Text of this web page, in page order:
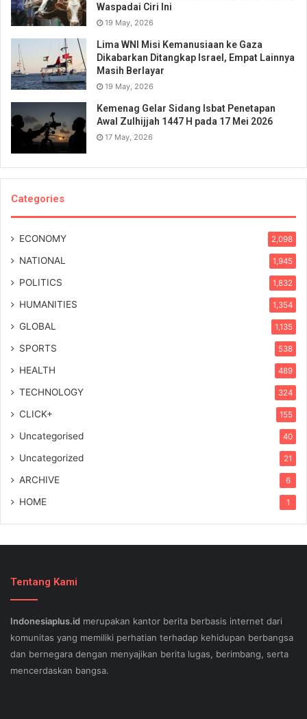
Waspadai Ciri Ini
19 May, 2026
Lima WNI Misi Kemanusiaan ke Gaza
Dikabarkan Ditangkap Israel, Empat Lainnya
Masih Berlayar
19 May, 2026
Kemenag Gelar Sidang Isbat Penetapan
Awal Zulhijjah 1447 H pada 17 Mei 2026
17 May, 2026
Categories
ECONOMY 2,098
NATIONAL 1,945
POLITICS 1,832
HUMANITIES 1,354
GLOBAL 1,135
SPORTS 538
HEALTH 489
TECHNOLOGY 324
CLICK+ 155
Uncategorised 40
Uncategorized 21
ARCHIVE 6
HOME 1
Tentang Kami
Indonesiaplus.id merupakan kantor berita berbasis internet dari
komunitas yang memiliki perhatian terhadap kehidupan berbangsa
dan bernegara dengan menyajikan berita lugas, berimbang, serta
mencerdaskan bangsa.